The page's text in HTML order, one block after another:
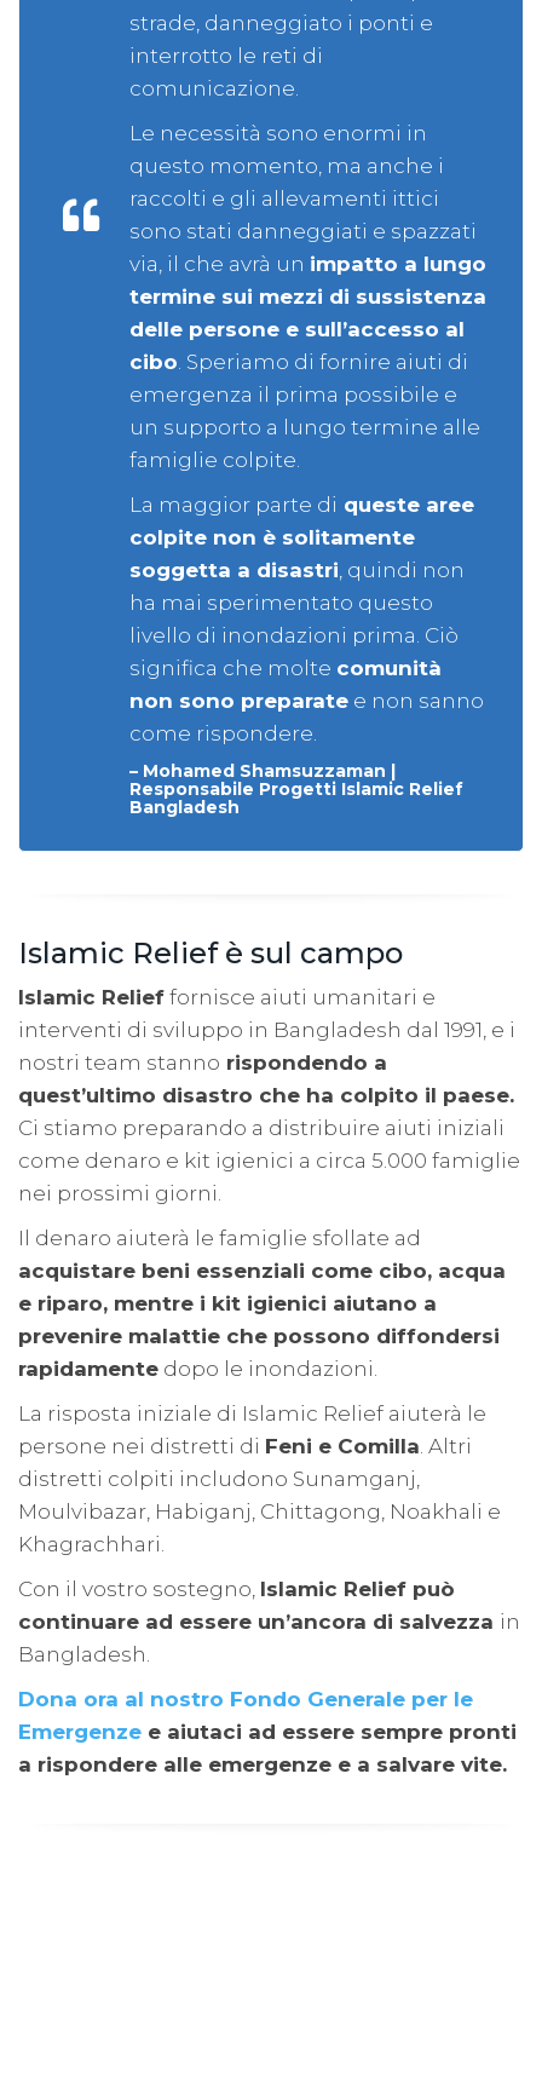
strade, danneggiato i ponti e
interrotto le reti di
comunicazione.
Le necessità sono enormi in
questo momento, ma anche i
raccolti e gli allevamenti ittici
sono stati danneggiati e spazzati
via, il che avrà un impatto a lungo
termine sui mezzi di sussistenza
delle persone e sull’accesso al
cibo . Speriamo di fornire aiuti di
emergenza il prima possibile e
un supporto a lungo termine alle
famiglie colpite.
La maggior parte di queste aree
colpite non è solitamente
soggetta a disastri , quindi non
ha mai sperimentato questo
livello di inondazioni prima. Ciò
significa che molte comunità
non sono preparate e non sanno
come rispondere.
– Mohamed Shamsuzzaman |
Responsabile Progetti Islamic Relief
Bangladesh
Islamic Relief è sul campo
Islamic Relief fornisce aiuti umanitari e
interventi di sviluppo in Bangladesh dal 1991, e i
nostri team stanno rispondendo a
quest’ultimo disastro che ha colpito il paese.
Ci stiamo preparando a distribuire aiuti iniziali
come denaro e kit igienici a circa 5.000 famiglie
nei prossimi giorni.
Il denaro aiuterà le famiglie sfollate ad
acquistare beni essenziali come cibo, acqua
e riparo, mentre i kit igienici aiutano a
prevenire malattie che possono diffondersi
rapidamente dopo le inondazioni.
La risposta iniziale di Islamic Relief aiuterà le
persone nei distretti di Feni e Comilla . Altri
distretti colpiti includono Sunamganj,
Moulvibazar, Habiganj, Chittagong, Noakhali e
Khagrachhari.
Con il vostro sostegno, Islamic Relief può
continuare ad essere un’ancora di salvezza in
Bangladesh.
Dona ora al nostro Fondo Generale per le
Emergenze e aiutaci ad essere sempre pronti
a rispondere alle emergenze e a salvare vite.